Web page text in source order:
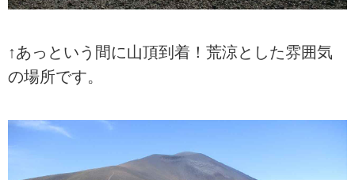
↑あっという間に山頂到着！荒涼とした雰囲気
の場所です。